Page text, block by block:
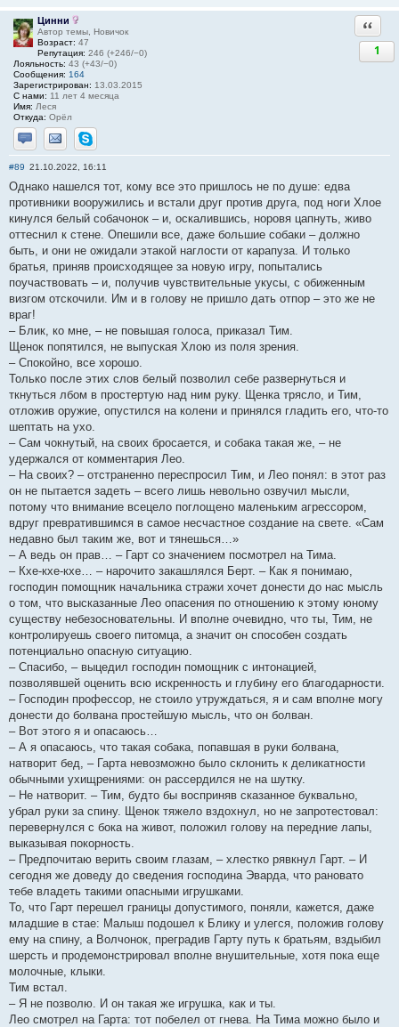
Цинни
Автор темы, Новичок
Возраст: 47
Репутация: 246 (+246/−0)
Лояльность: 43 (+43/−0)
Сообщения: 164
Зарегистрирован: 13.03.2015
С нами: 11 лет 4 месяца
Имя: Леся
Откуда: Орёл
Отправить личное сообщение
Отправить email
Skype
1
#89 21.10.2022, 16:11
Однако нашелся тот, кому все это пришлось не по душе: едва
противники вооружились и встали друг против друга, под ноги Хлое
кинулся белый собачонок – и, оскалившись, норовя цапнуть, живо
оттеснил к стене. Опешили все, даже большие собаки – должно
быть, и они не ожидали этакой наглости от карапуза. И только
братья, приняв происходящее за новую игру, попытались
поучаствовать – и, получив чувствительные укусы, с обиженным
визгом отскочили. Им и в голову не пришло дать отпор – это же не
враг!
– Блик, ко мне, – не повышая голоса, приказал Тим.
Щенок попятился, не выпуская Хлою из поля зрения.
– Спокойно, все хорошо.
Только после этих слов белый позволил себе развернуться и
ткнуться лбом в простертую над ним руку. Щенка трясло, и Тим,
отложив оружие, опустился на колени и принялся гладить его, что-то
шептать на ухо.
– Сам чокнутый, на своих бросается, и собака такая же, – не
удержался от комментария Лео.
– На своих? – отстраненно переспросил Тим, и Лео понял: в этот раз
он не пытается задеть – всего лишь невольно озвучил мысли,
потому что внимание всецело поглощено маленьким агрессором,
вдруг превратившимся в самое несчастное создание на свете. «Сам
недавно был таким же, вот и тянешься…»
– А ведь он прав… – Гарт со значением посмотрел на Тима.
– Кхе-кхе-кхе… – нарочито закашлялся Берт. – Как я понимаю,
господин помощник начальника стражи хочет донести до нас мысль
о том, что высказанные Лео опасения по отношению к этому юному
существу небезосновательны. И вполне очевидно, что ты, Тим, не
контролируешь своего питомца, а значит он способен создать
потенциально опасную ситуацию.
– Спасибо, – выцедил господин помощник с интонацией,
позволявшей оценить всю искренность и глубину его благодарности.
– Господин профессор, не стоило утруждаться, я и сам вполне могу
донести до болвана простейшую мысль, что он болван.
– Вот этого я и опасаюсь…
– А я опасаюсь, что такая собака, попавшая в руки болвана,
натворит бед, – Гарта невозможно было склонить к деликатности
обычными ухищрениями: он рассердился не на шутку.
– Не натворит. – Тим, будто бы восприняв сказанное буквально,
убрал руки за спину. Щенок тяжело вздохнул, но не запротестовал:
перевернулся с бока на живот, положил голову на передние лапы,
выказывая покорность.
– Предпочитаю верить своим глазам, – хлестко рявкнул Гарт. – И
сегодня же доведу до сведения господина Эварда, что рановато
тебе владеть такими опасными игрушками.
То, что Гарт перешел границы допустимого, поняли, кажется, даже
младшие в стае: Малыш подошел к Блику и улегся, положив голову
ему на спину, а Волчонок, преградив Гарту путь к братьям, вздыбил
шерсть и продемонстрировал вполне внушительные, хотя пока еще
молочные, клыки.
Тим встал.
– Я не позволю. И он такая же игрушка, как и ты.
Лео смотрел на Гарта: тот побелел от гнева. На Тима можно было и